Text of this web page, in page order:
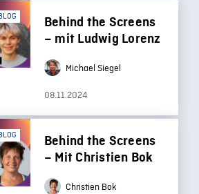
Behind the Screens
– mit Ludwig Lorenz
Michael Siegel
08.11.2024
Behind the Screens
– Mit Christien Bok
Christien Bok